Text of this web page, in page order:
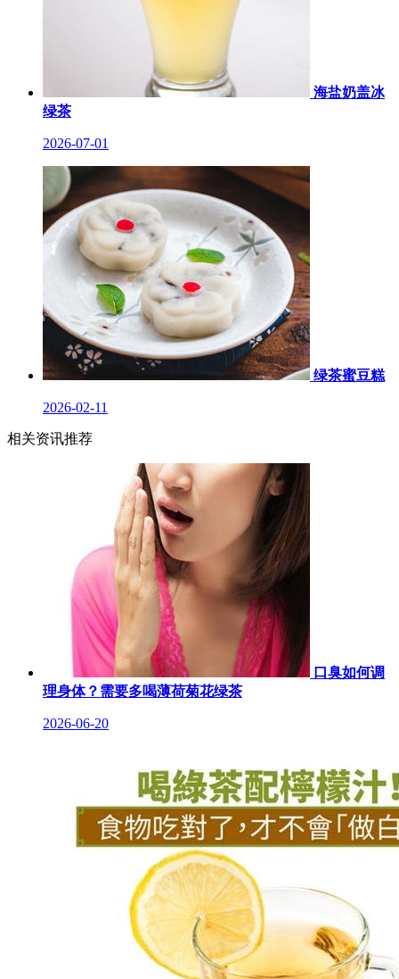
海盐奶盖冰
绿茶
2026-07-01
绿茶蜜豆糕
2026-02-11
相关资讯推荐
口臭如何调
理身体？需要多喝薄荷菊花绿茶
2026-06-20